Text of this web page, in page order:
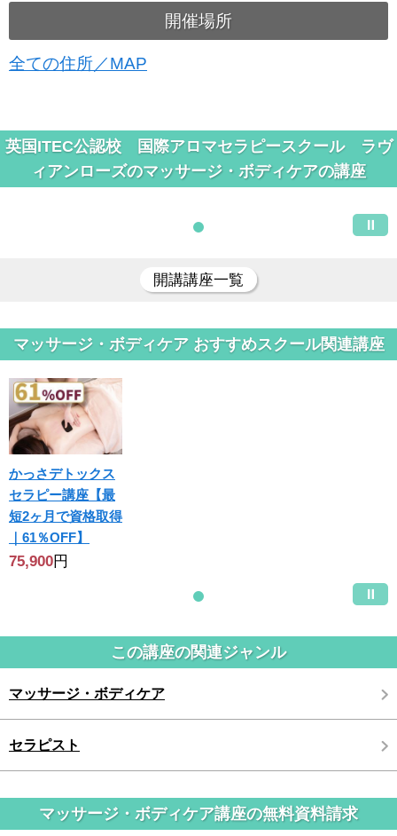
開催場所
全ての住所／MAP
英国ITEC公認校 国際アロマセラピースクール ラヴ
ィアンローズのマッサージ・ボディケアの講座
開講講座一覧
マッサージ・ボディケア おすすめスクール関連講座
かっさデトックス
セラピー講座【最
短2ヶ月で資格取得
｜61％OFF】
75,900円
この講座の関連ジャンル
マッサージ・ボディケア
セラピスト
マッサージ・ボディケア講座の無料資料請求